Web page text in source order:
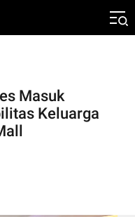
Masuk
Keluarga